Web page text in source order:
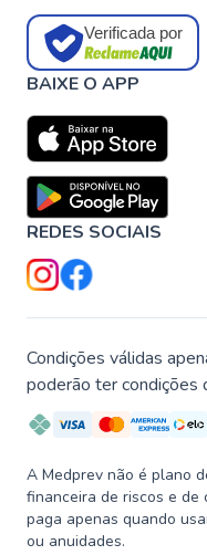
Verificada por
BAIXE O APP
REDES SOCIAIS
Condições válidas
poderão ter condições
A Medprev não é plano
financeira de riscos e de
paga apenas quando
ou anuidades.